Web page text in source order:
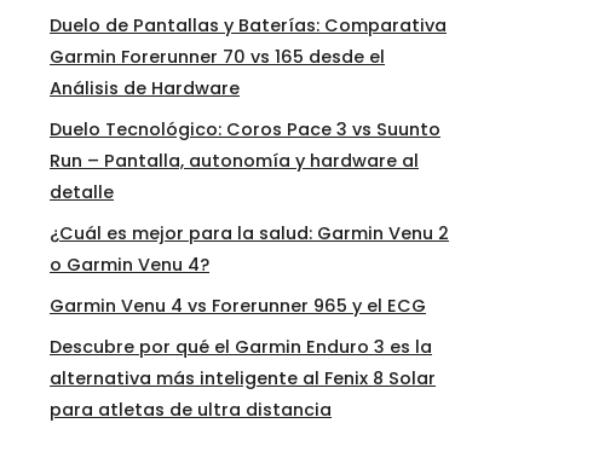
Duelo de Pantallas y Baterías: Comparativa
Garmin Forerunner 70 vs 165 desde el
Análisis de Hardware
Duelo Tecnológico: Coros Pace 3 vs Suunto
Run – Pantalla, autonomía y hardware al
detalle
¿Cuál es mejor para la salud: Garmin Venu 2
o Garmin Venu 4?
Garmin Venu 4 vs Forerunner 965 y el ECG
Descubre por qué el Garmin Enduro 3 es la
alternativa más inteligente al Fenix 8 Solar
para atletas de ultra distancia